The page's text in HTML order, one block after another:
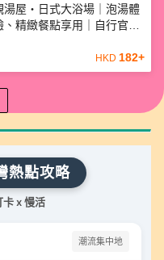
湯屋・日式大浴場｜泡湯體
、精緻餐點享用｜自行官網
HKD 182+
點攻略
x 慢活
潮流集中地